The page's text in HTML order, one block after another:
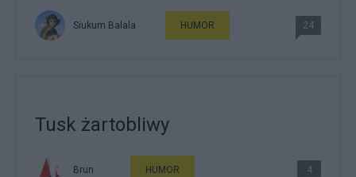
Siukum Balala HUMOR 24
Tusk żartobliwy
Brun HUMOR 4